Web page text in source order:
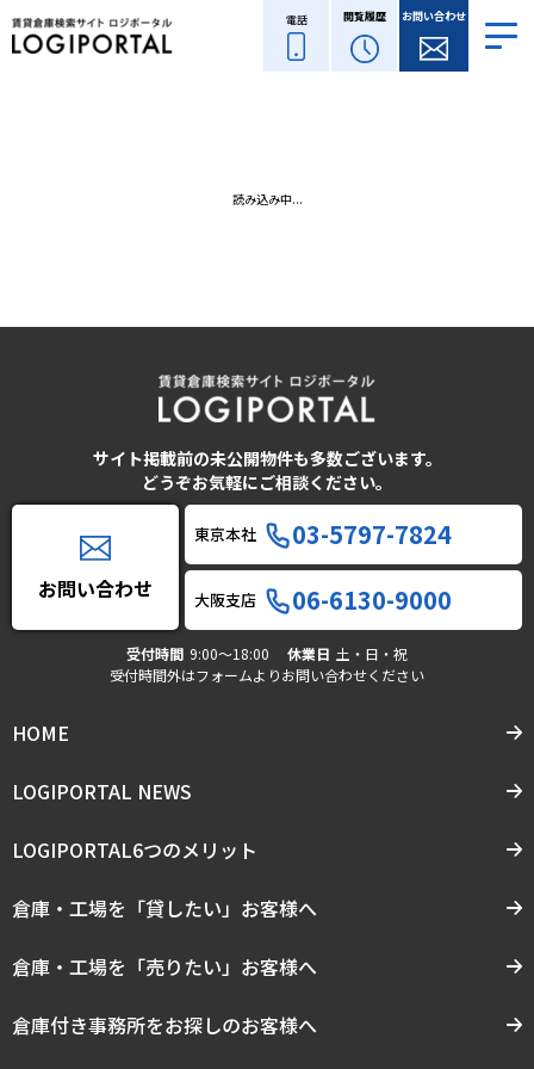
電話 閲覧履歴 お問い合わせ
読み込み中...
サイト掲載前の未公開物件も多数ございます。
どうぞお気軽にご相談ください。
お問い合わせ
東京本社 03-5797-7824
大阪支店 06-6130-9000
受付時間 9:00〜18:00 休業日 土・日・祝
受付時間外はフォームよりお問い合わせください
HOME
LOGIPORTAL NEWS
LOGIPORTAL6つのメリット
倉庫・工場を「貸したい」お客様へ
倉庫・工場を「売りたい」お客様へ
倉庫付き事務所をお探しのお客様へ